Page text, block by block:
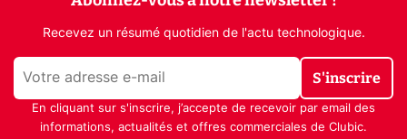
Recevez un résumé quotidien de l'actu technologique.
S'inscrire
En cliquant sur s'inscrire, j’accepte de recevoir par email des
informations, actualités et offres commerciales de Clubic.